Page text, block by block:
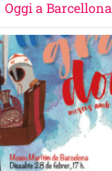
Oggi a Barcellona